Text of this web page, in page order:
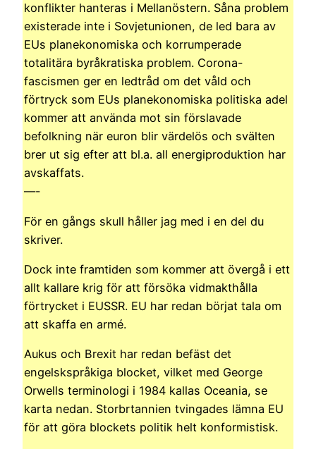
konflikter hanteras i Mellanöstern. Såna problem
existerade inte i Sovjetunionen, de led bara av
EUs planekonomiska och korrumperade
totalitära byråkratiska problem. Corona-
fascismen ger en ledtråd om det våld och
förtryck som EUs planekonomiska politiska adel
kommer att använda mot sin förslavade
befolkning när euron blir värdelös och svälten
brer ut sig efter att bl.a. all energiproduktion har
avskaffats.
—-
För en gångs skull håller jag med i en del du
skriver.
Dock inte framtiden som kommer att övergå i ett
allt kallare krig för att försöka vidmakthålla
förtrycket i EUSSR. EU har redan börjat tala om
att skaffa en armé.
Aukus och Brexit har redan befäst det
engelskspråkiga blocket, vilket med George
Orwells terminologi i 1984 kallas Oceania, se
karta nedan. Storbrtannien tvingades lämna EU
för att göra blockets politik helt konformistisk.